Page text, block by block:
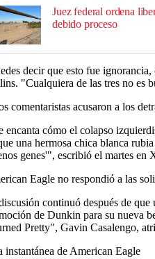
Juez federal ordena
debido proceso
decir que esto fue
"Cualquiera de las tres no es
comentaristas acusaron a los
encanta cómo el colapso
una hermosa chica blanca
genes'", escribió el martes
Eagle no respondió a las
continuó después de que
de Dunkin para su nueva
Pretty", Gavin Casalengo,
instantánea de American Eagle